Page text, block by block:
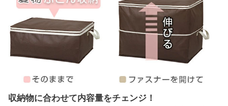
収納物に合わせて内容量をチェンジ！